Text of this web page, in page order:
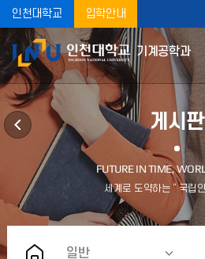
인천대학교 입학안내
기계공학과
게시판
일반